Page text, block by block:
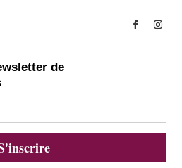
de